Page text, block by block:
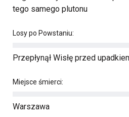
tego samego plutonu
Losy po Powstaniu:
Przepłynął Wisłę przed
Miejsce śmierci:
Warszawa